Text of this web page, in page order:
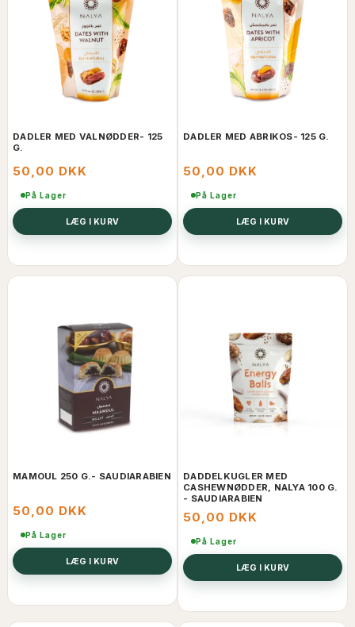
DADLER MED VALNØDDER- 125
G.
50,00 DKK
På Lager
LÆG I KURV
DADLER MED ABRIKOS- 125 G.
50,00 DKK
På Lager
LÆG I KURV
MAMOUL 250 G.- SAUDIARABIEN
50,00 DKK
På Lager
LÆG I KURV
DADDELKUGLER MED
CASHEWNØDDER, NALYA 100 G.
- SAUDIARABIEN
50,00 DKK
På Lager
LÆG I KURV